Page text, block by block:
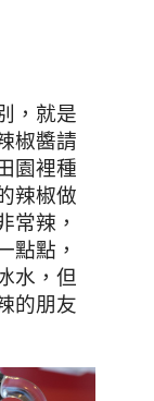
，就是
椒醬請
園裡種
辣椒做
常辣，
點點，
水，但
的朋友